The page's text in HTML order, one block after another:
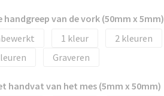
handgreep van de vork (50mm x 5mm)
1 2
Graveren
handvat van het mes (5mm x 50mm)